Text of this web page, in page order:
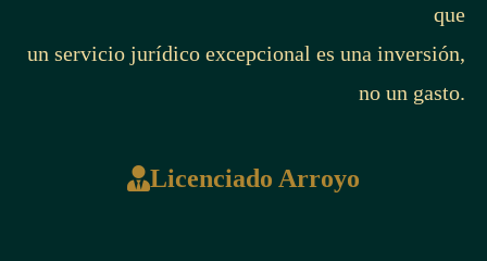
que
un servicio jurídico excepcional es una inversión,
no un gasto.
Licenciado Arroyo